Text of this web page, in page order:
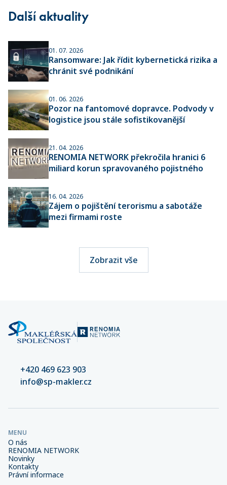
Další aktuality
01. 07. 2026
Ransomware: Jak řídit kybernetická rizika a
chránit své podnikání
01. 06. 2026
Pozor na fantomové dopravce. Podvody v
logistice jsou stále sofistikovanější
21. 04. 2026
RENOMIA NETWORK překročila hranici 6
miliard korun spravovaného pojistného
16. 04. 2026
Zájem o pojištění terorismu a sabotáže
mezi firmami roste
Zobrazit vše
+420 469 623 903
info@sp-makler.cz
MENU
O nás
RENOMIA NETWORK
Novinky
Kontakty
Právní informace